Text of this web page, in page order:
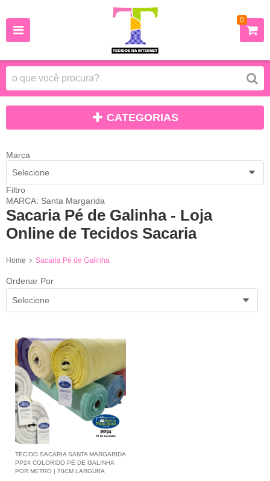
0
CATEGORIAS
Marca
Selecione
Filtro
MARCA: Santa Margarida
Sacaria Pé de Galinha - Loja
Online de Tecidos Sacaria
Home Sacaria Pé de Galinha
Ordenar Por
Selecione
TECIDO SACARIA SANTA MARGARIDA
PP24 COLORIDO PÉ DE GALINHA
POR METRO | 70CM LARGURA